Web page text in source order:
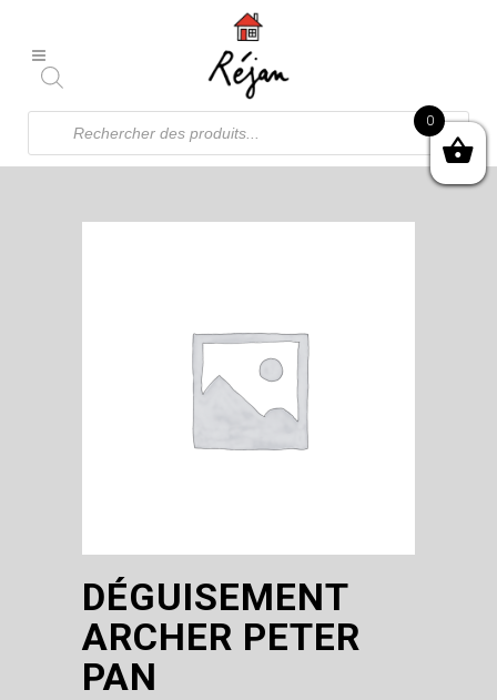
Recherche
produits
DÉGUISEMENT
ARCHER PETER
PAN
0